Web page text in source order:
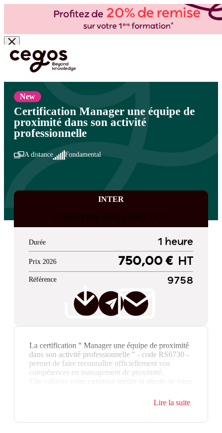
Skip to main content
Vous êtes ici : Accueil >Cegos, organisme de formation à Paris et en régions
Management et leadership
du management
New
Certification Manager une équipe de
proximité dans son activité
professionnelle
A distance Fondamental
INTER
FORMATION 100% À DISTANCE
Durée 1 heure
Prix 2026 750,00 € HT
Référence 9758
La certification " Manager une équipe de proximité
dans son activité professionnelle " - code RS6730 -
permet de faire reconnaître officiellement vos
compétences en management de proximité.
La certification et la formation qui y prépare
Lire la suite